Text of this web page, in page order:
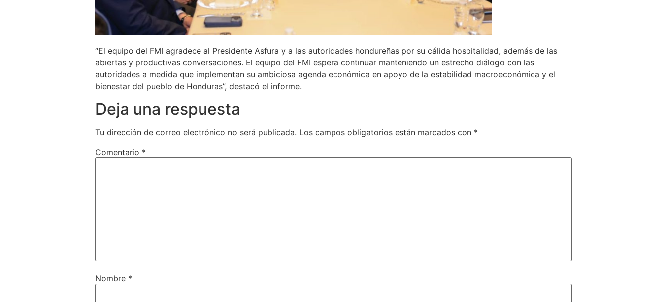
“El equipo del FMI agradece al Presidente Asfura y a las autoridades hondureñas por su cálida hospitalidad, además de las
abiertas y productivas conversaciones. El equipo del FMI espera continuar manteniendo un estrecho diálogo con las
autoridades a medida que implementan su ambiciosa agenda económica en apoyo de la estabilidad macroeconómica y el
bienestar del pueblo de Honduras”, destacó el informe.
Deja una respuesta
Tu dirección de correo electrónico no será publicada. Los campos obligatorios están marcados con *
Comentario *
Nombre *